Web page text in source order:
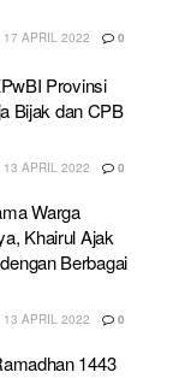
17 APRIL 2022 0
Provinsi
Bijak dan CPB
13 APRIL 2022 0
Warga
Khairul Ajak
Berbagai
13 APRIL 2022 0
1443